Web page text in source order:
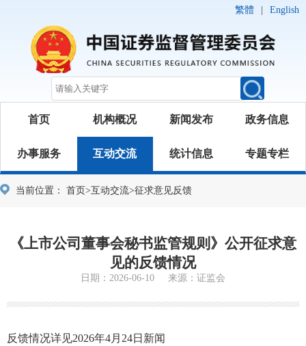
繁體 English
首页 机构概况 新闻发布 政务信息
办事服务 互动交流 统计信息 专题专栏
当前位置： 首页>互动交流>征求意见反馈
《上市公司董事会秘书监管规则》公开征求意
见的反馈情况
日期：2026-06-10 来源：证监会
反馈情况详见2026年4月24日新闻